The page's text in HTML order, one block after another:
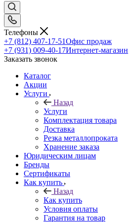
Телефоны
+7 (812) 407-17-51Офис продаж
+7 (931) 009-40-17Интернет-магазин
Заказать звонок
Каталог
Акции
Услуги
Назад
Услуги
Комплектация товара
Доставка
Резка металлопроката
Хранение заказа
Юридическим лицам
Бренды
Сертификаты
Как купить
Назад
Как купить
Условия оплаты
Гарантия на товар